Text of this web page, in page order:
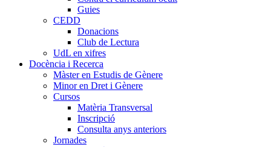
Guies
CEDD
Donacions
Club de Lectura
UdL en xifres
Docència i Recerca
Màster en Estudis de Gènere
Minor en Dret i Gènere
Cursos
Matèria Transversal
Inscripció
Consulta anys anteriors
Jornades